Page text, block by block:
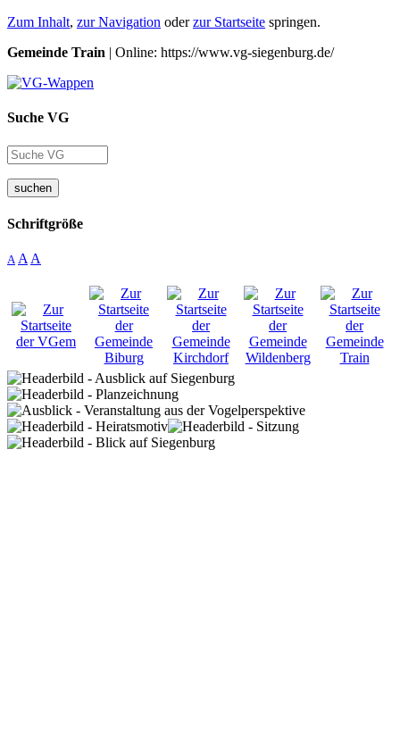
Zum Inhalt, zur Navigation oderzur Startseite springen.
Gemeinde Train | Online: https://www.vg-siegenburg.de/
Suche VG
suchen
Schriftgröße
A A A